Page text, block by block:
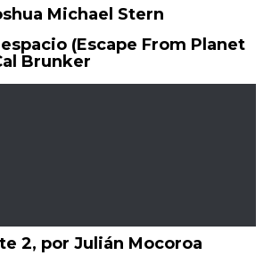
Michael Stern
(Escape From Planet
Brunker
2, por Julián Mocoroa